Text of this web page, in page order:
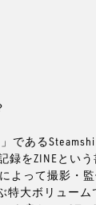
である
録をZINEとい
よって撮影・
特大ボリュー